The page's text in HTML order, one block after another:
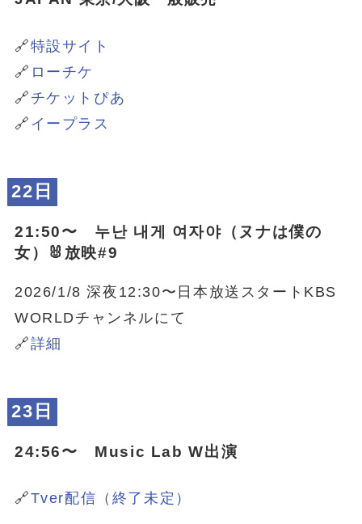
🔗特設サイト
🔗 ローチケ
🔗 チケットぴあ
🔗 イープラス
22日
21:50〜 누난 내게 여자야（ヌナは僕の
女）🐰放映#9
2026/1/8 深夜12:30〜日本放送スタートKBS
WORLDチャンネルにて
🔗詳細
23日
24:56〜 Music Lab W出演
🔗Tver配信（終了未定）